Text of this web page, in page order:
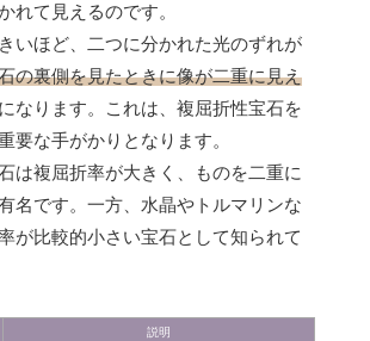
れて見えるのです。
いほど、二つに分かれた光のずれが
の裏側を見たときに像が二重に見え
なります。これは、複屈折性宝石を
要な手がかりとなります。
は複屈折率が大きく、ものを二重に
名です。一方、水晶やトルマリンな
が比較的小さい宝石として知られて
説明